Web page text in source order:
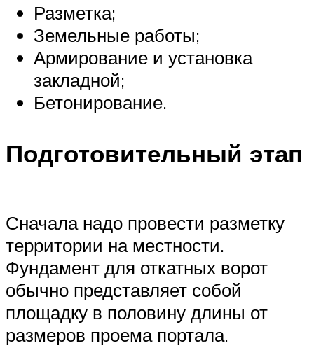
Разметка;
Земельные работы;
Армирование и установка
закладной;
Бетонирование.
Подготовительный этап
Сначала надо провести разметку
территории на местности.
Фундамент для откатных ворот
обычно представляет собой
площадку в половину длины от
размеров проема портала.